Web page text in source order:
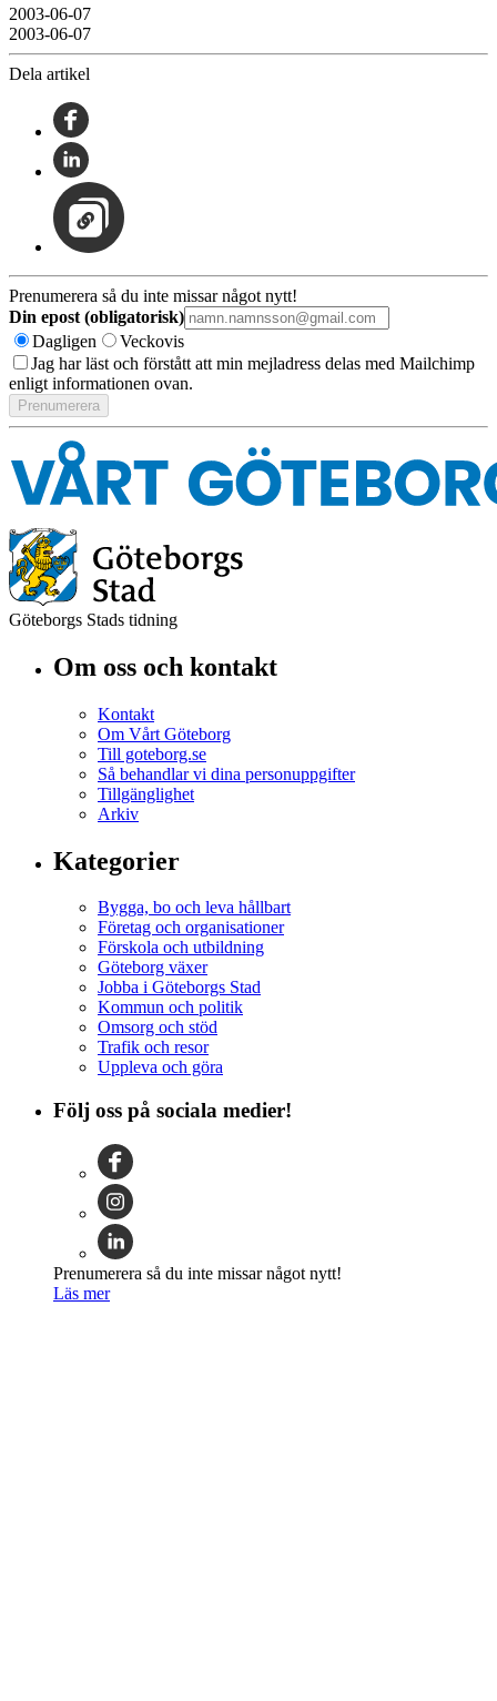
2003-06-07
2003-06-07
Dela artikel
Prenumerera så du inte missar något nytt!
Din epost (obligatorisk)
Dagligen
Veckovis
Jag har läst och förstått att min mejladress delas med Mailchimp
enligt informationen ovan.
Göteborgs Stads tidning
Om oss och kontakt
Kontakt
Om Vårt Göteborg
Till goteborg.se
Så behandlar vi dina personuppgifter
Tillgänglighet
Arkiv
Kategorier
Bygga, bo och leva hållbart
Företag och organisationer
Förskola och utbildning
Göteborg växer
Jobba i Göteborgs Stad
Kommun och politik
Omsorg och stöd
Trafik och resor
Uppleva och göra
Följ oss på sociala medier!
Prenumerera så du inte missar något nytt!
Läs mer